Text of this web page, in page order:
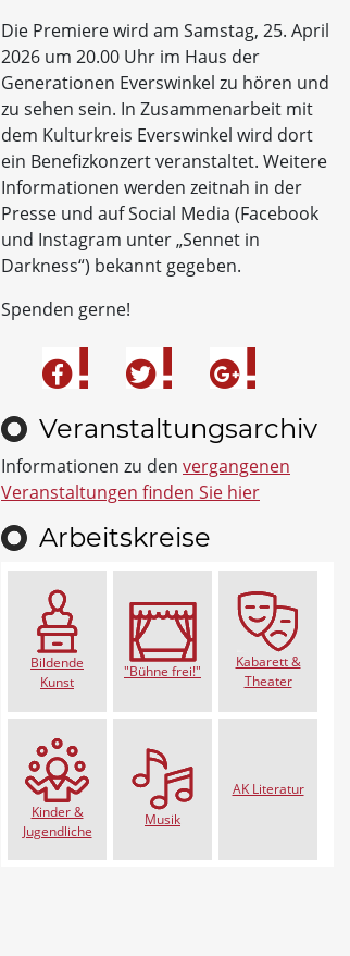
Die Premiere wird am Samstag, 25. April
2026 um 20.00 Uhr im Haus der
Generationen Everswinkel zu hören und
zu sehen sein. In Zusammenarbeit mit
dem Kulturkreis Everswinkel wird dort
ein Benefizkonzert veranstaltet. Weitere
Informationen werden zeitnah in der
Presse und auf Social Media (Facebook
und Instagram unter „Sennet in
Darkness“) bekannt gegeben.
Spenden gerne!
Veranstaltungsarchiv
Informationen zu den vergangenen
Veranstaltungen finden Sie hier
Arbeitskreise
Bildende
Kunst
"Bühne frei!"
Kabarett &
Theater
Kinder &
Jugendliche
Musik
AK Literatur